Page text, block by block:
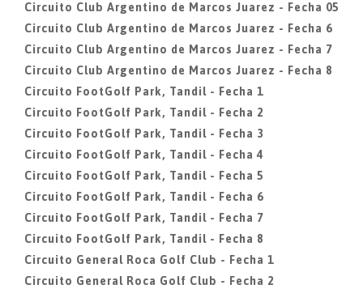
Circuito Club Argentino de Marcos Juarez - Fecha 05
Circuito Club Argentino de Marcos Juarez - Fecha 6
Circuito Club Argentino de Marcos Juarez - Fecha 7
Circuito Club Argentino de Marcos Juarez - Fecha 8
Circuito FootGolf Park, Tandil - Fecha 1
Circuito FootGolf Park, Tandil - Fecha 2
Circuito FootGolf Park, Tandil - Fecha 3
Circuito FootGolf Park, Tandil - Fecha 4
Circuito FootGolf Park, Tandil - Fecha 5
Circuito FootGolf Park, Tandil - Fecha 6
Circuito FootGolf Park, Tandil - Fecha 7
Circuito FootGolf Park, Tandil - Fecha 8
Circuito General Roca Golf Club - Fecha 1
Circuito General Roca Golf Club - Fecha 2